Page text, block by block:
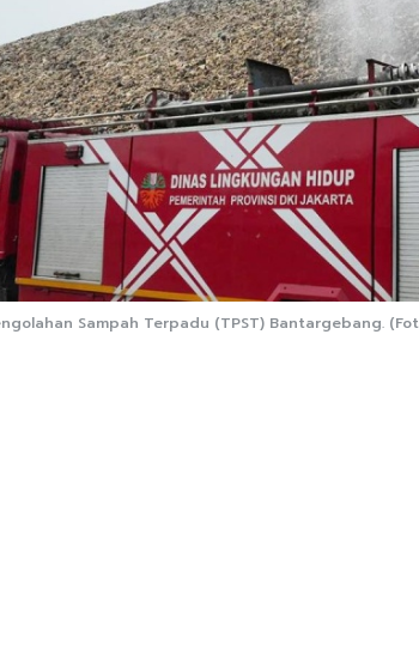
Sampah Terpadu (TPST) Bantargebang.